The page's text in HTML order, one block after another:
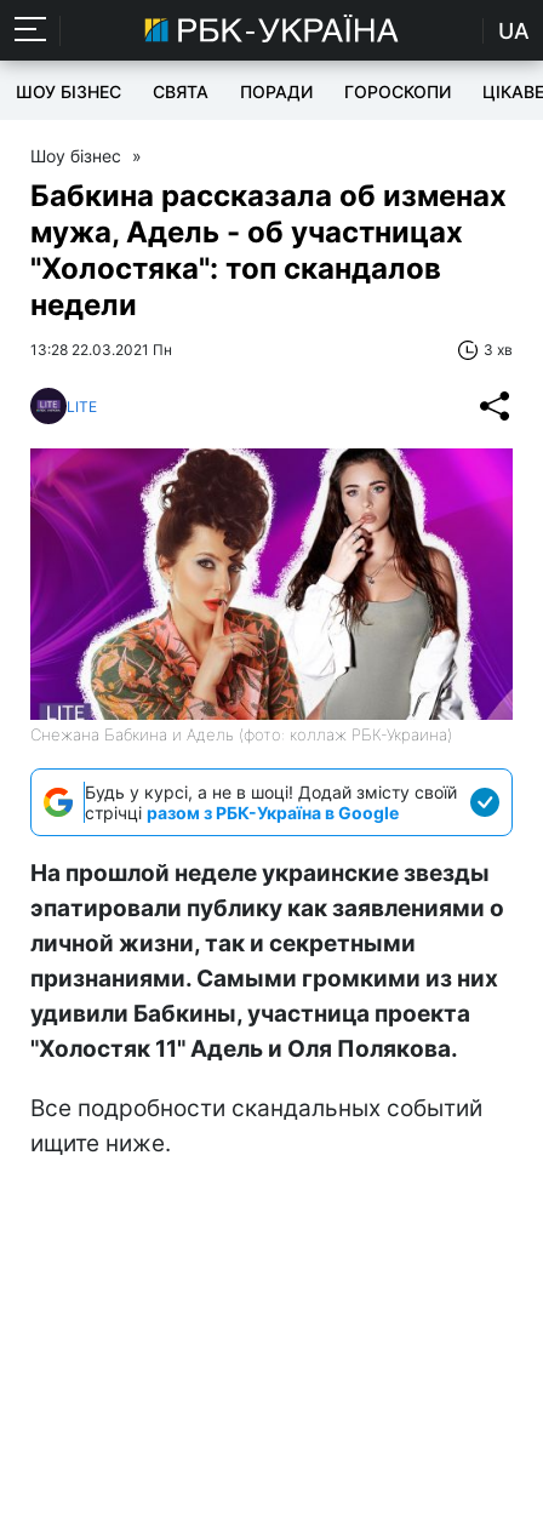
UA
ШОУ БІЗНЕС СВЯТА ПОРАДИ ГОРОСКОПИ ЦІКАВЕ
Шоу бізнес »
Бабкина рассказала об изменах
мужа, Адель - об участницах
"Холостяка": топ скандалов
недели
13:28 22.03.2021 Пн 3 хв
LITE
Снежана Бабкина и Адель (фото: коллаж РБК-Украина)
Будь у курсі, а не в шоці! Додай змісту своїй
стрічці разом з РБК-Україна в Google
На прошлой неделе украинские звезды
эпатировали публику как заявлениями о
личной жизни, так и секретными
признаниями. Самыми громкими из них
удивили Бабкины, участница проекта
"Холостяк 11" Адель и Оля Полякова.
Все подробности скандальных событий
ищите ниже.